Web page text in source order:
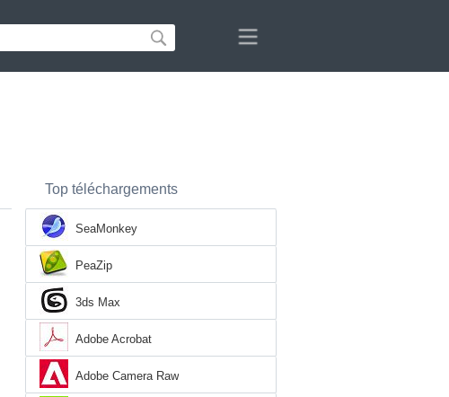
Top téléchargements
SeaMonkey
PeaZip
3ds Max
Adobe Acrobat
Adobe Camera Raw